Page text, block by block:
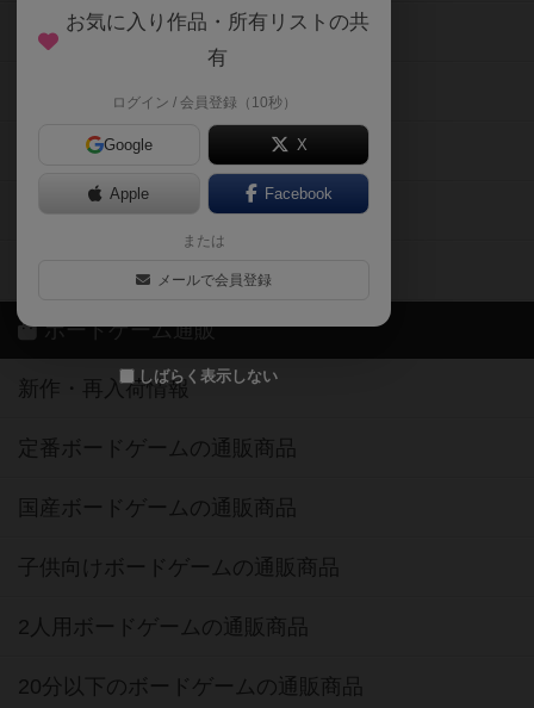
お気に入り作品・所有リストの共
有
ログイン / 会員登録（10秒）
Google X
Apple Facebook
または
メールで会員登録
しばらく表示しない
メカニクス特集
掲示板・トピックス
ボドとも・会員一覧
ボードゲーム業界コラム
ボドゲーマご利用案内
ボードゲーム通販
新作・再入荷情報
定番ボードゲームの通販商品
国産ボードゲームの通販商品
子供向けボードゲームの通販商品
2人用ボードゲームの通販商品
20分以下のボードゲームの通販商品